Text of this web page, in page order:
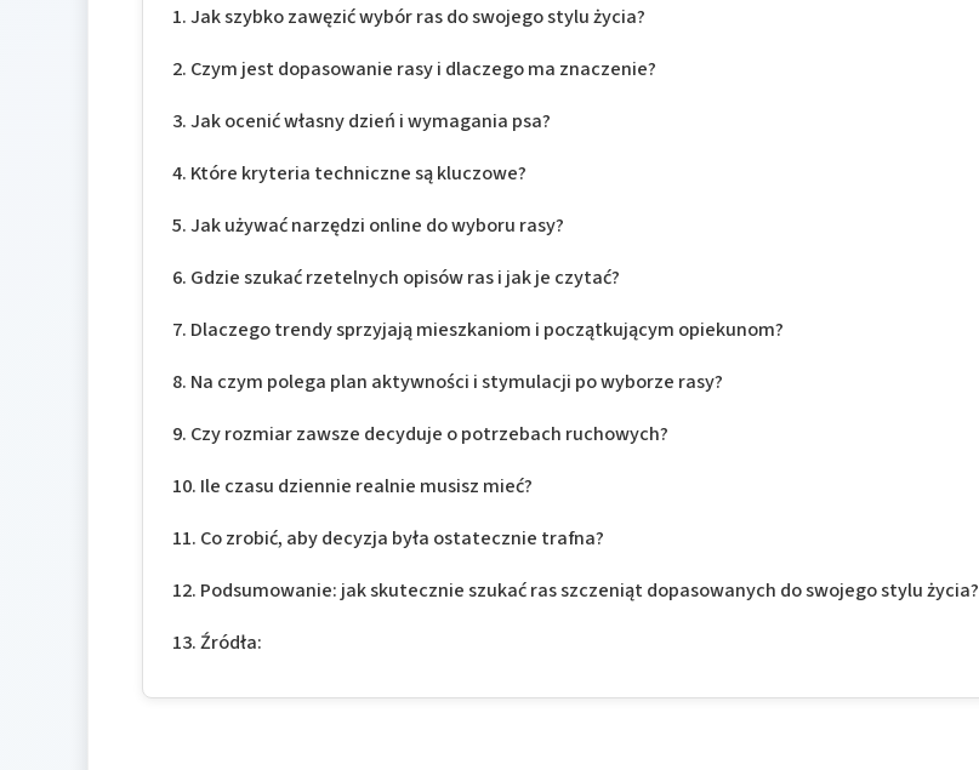
Jak szybko zawęzić wybór ras do swojego stylu życia?
Czym jest dopasowanie rasy i dlaczego ma znaczenie?
Jak ocenić własny dzień i wymagania psa?
Które kryteria techniczne są kluczowe?
Jak używać narzędzi online do wyboru rasy?
Gdzie szukać rzetelnych opisów ras i jak je czytać?
Dlaczego trendy sprzyjają mieszkaniom i początkującym opiekunom?
Na czym polega plan aktywności i stymulacji po wyborze rasy?
Czy rozmiar zawsze decyduje o potrzebach ruchowych?
Ile czasu dziennie realnie musisz mieć?
Co zrobić, aby decyzja była ostatecznie trafna?
Podsumowanie: jak skutecznie szukać ras szczeniąt dopasowanych do swojego stylu życia?
Źródła: